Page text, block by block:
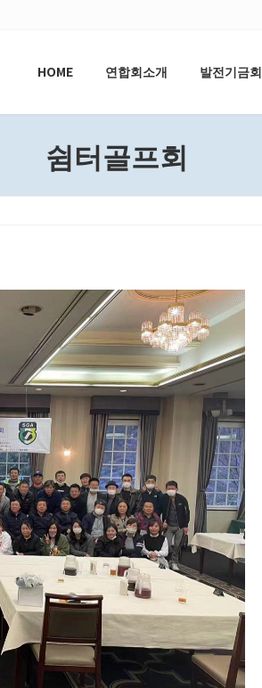
HOME 연합회소개 발전기금회
쉼터골프회